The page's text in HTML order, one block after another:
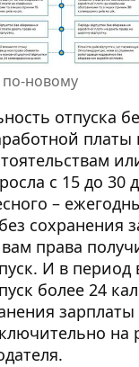
по-новому
отпуска
платы
с 15 до 30
–
сохранения
права
И в период
более 24
зарплаты